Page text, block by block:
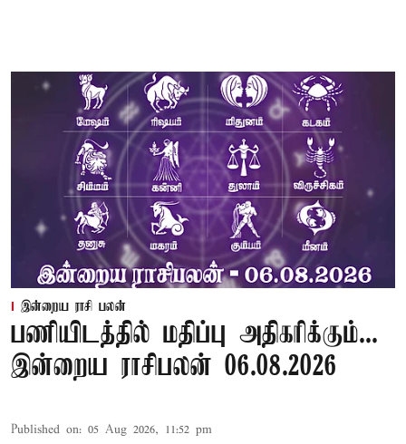
இன்றைய ராசி பலன்
பணியிடத்தில் மதிப்பு அதிகரிக்கும்...
இன்றைய ராசிபலன் 06.08.2026
Published on: 05 Aug 2026, 11:52 pm